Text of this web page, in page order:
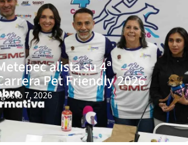
alista su 4ª
Pet Friendly 2026
7, 2026